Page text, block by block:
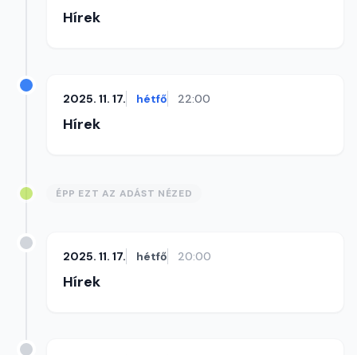
Hírek
2025. 11. 17. hétfő 22:00
Hírek
ÉPP EZT AZ ADÁST NÉZED
2025. 11. 17. hétfő 20:00
Hírek